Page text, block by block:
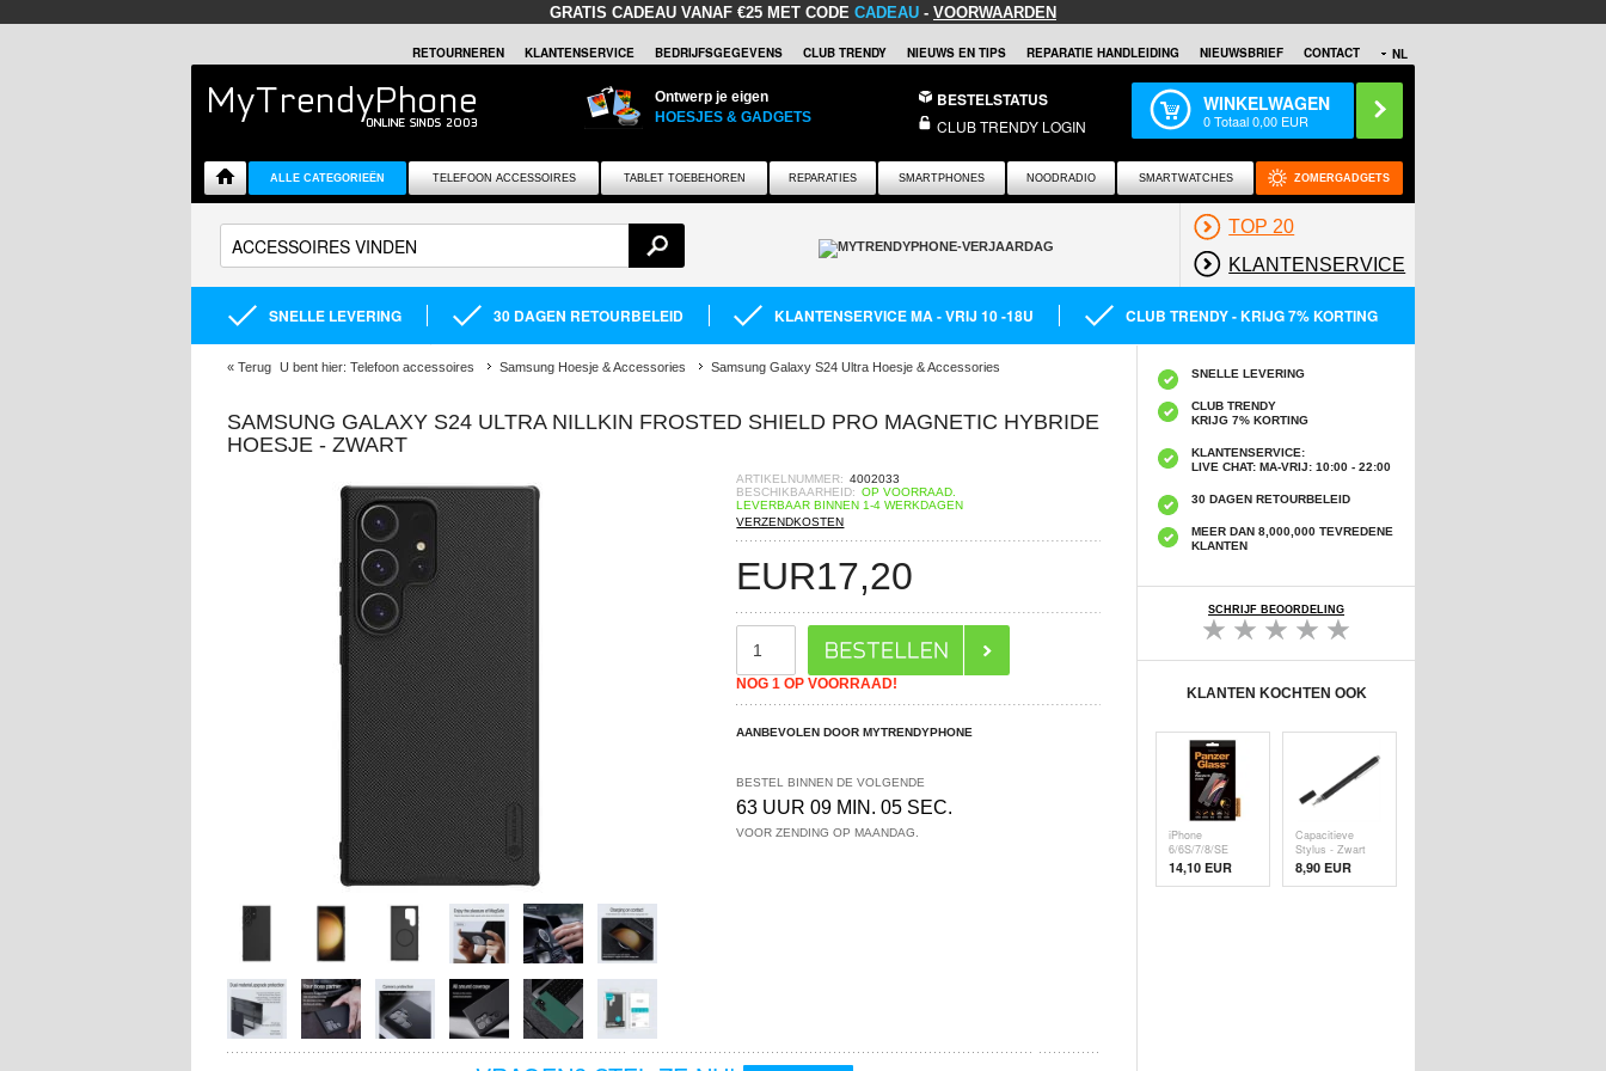
GRATIS CADEAU VANAF €25 MET CODE CADEAU - VOORWAARDEN
NL
RETOURNEREN KLANTENSERVICE BEDRIJFSGEGEVENS CLUB TRENDY NIEUWS EN TIPS REPARATIE HANDLEIDING NIEUWSBRIEF CONTACT
Ontwerp je eigen
HOESJES & GADGETS
BESTELSTATUS
CLUB TRENDY LOGIN
WINKELWAGEN
0Totaal0,00 EUR
ALLE CATEGORIEËN TELEFOON ACCESSOIRES TABLET TOEBEHOREN REPARATIES SMARTPHONES NOODRADIO SMARTWATCHES ZOMERGADGETS
TOP 20
KLANTENSERVICE
SNELLE LEVERING 30 DAGEN RETOURBELEID KLANTENSERVICE MA - VRIJ 10 -18U CLUB TRENDY - KRIJG 7% KORTING
« Terug U bent hier: Telefoon accessoires Samsung Hoesje & Accessories Samsung Galaxy S24 Ultra Hoesje & Accessories
SAMSUNG GALAXY S24 ULTRA NILLKIN FROSTED SHIELD PRO MAGNETIC HYBRIDE
HOESJE - ZWART
ARTIKELNUMMER: 4002033
BESCHIKBAARHEID: OP VOORRAAD.
LEVERBAAR BINNEN 1-4 WERKDAGEN
VERZENDKOSTEN
EUR17,20
NOG 1 OP VOORRAAD!
AANBEVOLEN DOOR MYTRENDYPHONE
BESTEL BINNEN DE VOLGENDE
63 UUR 09 MIN. 05 SEC.
VOOR ZENDING OP MAANDAG.
SNELLE LEVERING
CLUB TRENDY
KRIJG 7% KORTING
KLANTENSERVICE:
LIVE CHAT: MA-VRIJ: 10:00 - 22:00
30 DAGEN RETOURBELEID
MEER DAN 8,000,000 TEVREDENE
KLANTEN
SCHRIJF BEOORDELING
KLANTEN KOCHTEN OOK
iPhone
6/6S/7/8/SE
(2020)/SE (
14,10 EUR
Capacitieve
Stylus - Zwart
8,90 EUR